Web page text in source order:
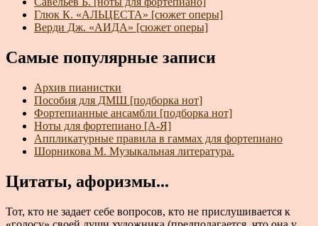
Глюк К. «АЛЬЦЕСТА» [сюжет оперы]
Верди Дж. «АИДА» [сюжет оперы]
Самые популярные записи
Архив пианистки
Пособия для ДМШ [подборка нот]
Фортепианные ансамбли [подборка нот]
Ноты для фортепиано [А-Я]
Аппликатурные правила в гаммах для фортепиано
Шорникова М. Музыкальная литература.
Цитаты, афоризмы...
Тот, кто не задает себе вопросов, кто не прислушивается к